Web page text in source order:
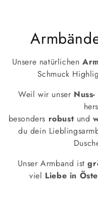
K
a
e
g
o
r
i
Unsere natürlichen
Schmuck
Weil wir unser
besonders robust und
du dein
Unser Armband ist
viel Liebe in